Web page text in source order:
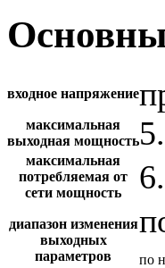
входное напряжение
максимальная
выходная мощность
максимальная
потребляемая от
сети мощность
диапазон изменения
выходных
параметров
по